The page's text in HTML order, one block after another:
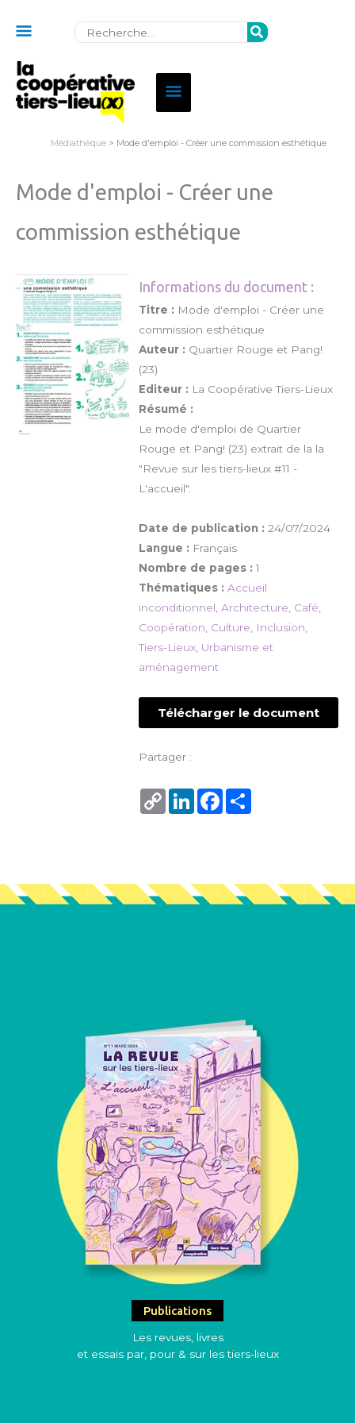
Rechercher:
de
l'en-
Menu
principal
Médiathèque> Mode d'emploi - Créer une commission esthétique
Mode d'emploi - Créer une
commission esthétique
Informations du document :
Titre : Mode d'emploi - Créer une
commission esthétique
Auteur : Quartier Rouge et Pang!
(23)
Editeur : La Coopérative Tiers-Lieux
Résumé :
Le mode d'emploi de Quartier
Rouge et Pang! (23) extrait de la la
"Revue sur les tiers-lieux #11 -
L'accueil".
Date de publication : 24/07/2024
Langue : Français
Nombre de pages : 1
Thématiques : Accueil
inconditionnel Architecture Café
Coopération Culture Inclusion
Tiers-Lieux, Urbanisme et
aménagement
Télécharger le document
Partager :
Copy
Link
LinkedInFacebook
Share
Publications
Les revues, livres
et essais par, pour & sur les tiers-lieux